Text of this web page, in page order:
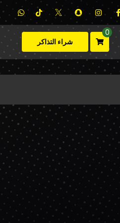
0
شراء التذاكر